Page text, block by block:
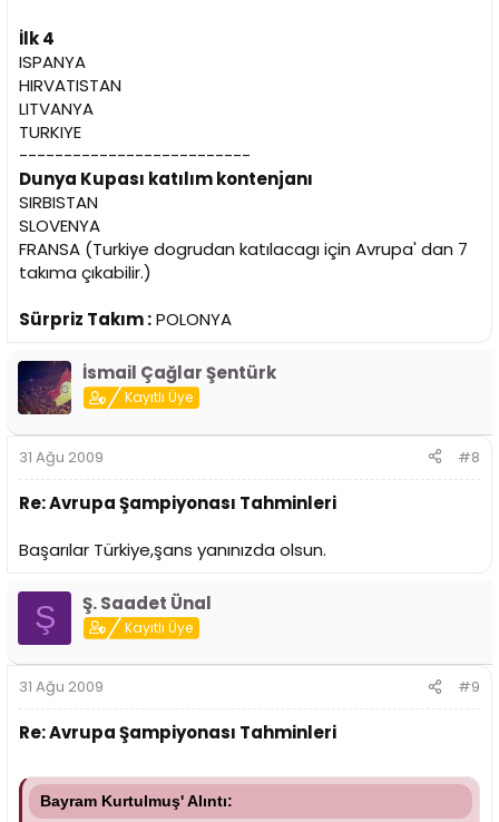
İlk 4
ISPANYA
HIRVATISTAN
LITVANYA
TURKIYE
--------------------------
Dunya Kupası katılım kontenjanı
SIRBISTAN
SLOVENYA
FRANSA (Turkiye dogrudan katılacagı için Avrupa' dan 7
takıma çıkabilir.)
Sürpriz Takım :POLONYA
İsmail Çağlar Şentürk
Kayıtlı Üye
31 Ağu 2009 #8
Re: Avrupa Şampiyonası Tahminleri
Başarılar Türkiye,şans yanınızda olsun.
Ş Ş. Saadet Ünal
Kayıtlı Üye
31 Ağu 2009 #9
Re: Avrupa Şampiyonası Tahminleri
Bayram Kurtulmuş' Alıntı: